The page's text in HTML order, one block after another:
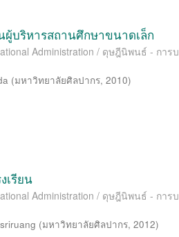
บริหารสถานศึกษาขนาดเล็ก
Administration / ดุษฎีนิพนธ์ - การ
(มหาวิทยาลัยศิลปากร,2010)
เรียน
Administration / ดุษฎีนิพนธ์ - การ
(มหาวิทยาลัยศิลปากร,2012)